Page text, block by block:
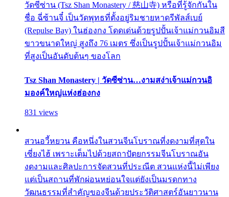
วัดซีซ่าน (Tsz Shan Monastery / 慈山寺) หรือที่รู้จักกันใน
ชื่อ ฉี่ซ้านจี๋ เป็นวัดพุทธที่ตั้งอยู่ริมชายหาดรีพัลส์เบย์
(Repulse Bay) ในฮ่องกง โดดเด่นด้วยรูปปั้นเจ้าแม่กวนอิมสี
ขาวขนาดใหญ่ สูงถึง 76 เมตร ซึ่งเป็นรูปปั้นเจ้าแม่กวนอิม
ที่สูงเป็นอันดับต้นๆ ของโลก
Tsz Shan Monastery | วัดซีซ่าน…งามสง่าเจ้าแม่กวนอิ
มองค์ใหญ่แห่งฮ่องกง
831 views
สวนอวี้หยวน คือหนึ่งในสวนจีนโบราณที่งดงามที่สุดใน
เซี่ยงไฮ้ เพราะเต็มไปด้วยสถาปัตยกรรมจีนโบราณอัน
งดงามและศิลปะการจัดสวนที่ประณีต สวนแห่งนี้ไม่เพียง
แต่เป็นสถานที่พักผ่อนหย่อนใจแต่ยังเป็นมรดกทาง
วัฒนธรรมที่สำคัญของจีนด้วยประวัติศาสตร์อันยาวนาน